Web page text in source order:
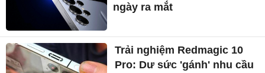
ngày ra mắt
Trải nghiệm Redmagic 10
Pro: Dư sức 'gánh' nhu cầu